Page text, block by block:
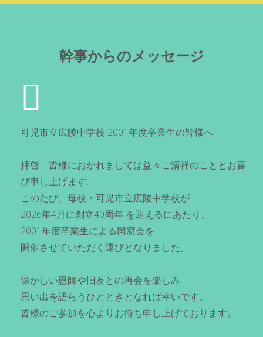
幹事からのメッセージ
可児市立広陵中学校 2001年度卒業生の皆様へ
拝啓 皆様におかれましては益々ご清祥のこととお喜
び申し上げます。
このたび、母校・可児市立広陵中学校が
2026年4月に創立40周年 を迎えるにあたり、
2001年度卒業生による同窓会を
開催させていただく運びとなりました。
懐かしい恩師や旧友との再会を楽しみ
思い出を語らうひとときとなれば幸いです。
皆様のご参加を心よりお待ち申し上げております。